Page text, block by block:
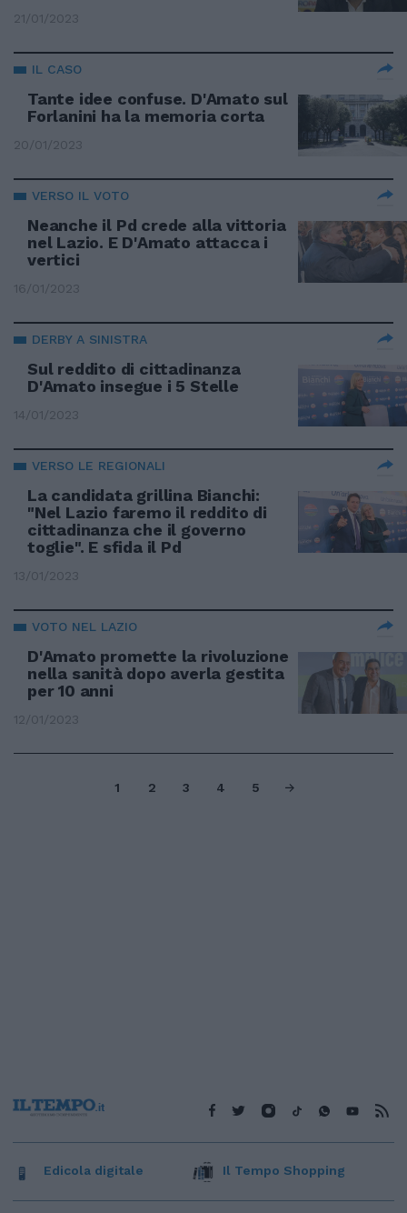
21/01/2023
IL CASO
Tante idee confuse. D'Amato sul
Forlanini ha la memoria corta
20/01/2023
VERSO IL VOTO
Neanche il Pd crede alla vittoria
nel Lazio. E D'Amato attacca i
vertici
16/01/2023
DERBY A SINISTRA
Sul reddito di cittadinanza
D'Amato insegue i 5 Stelle
14/01/2023
VERSO LE REGIONALI
La candidata grillina Bianchi:
"Nel Lazio faremo il reddito di
cittadinanza che il governo
toglie". E sfida il Pd
13/01/2023
VOTO NEL LAZIO
D'Amato promette la rivoluzione
nella sanità dopo averla gestita
per 10 anni
12/01/2023
1 2 3 4 5
Edicola digitale Il Tempo Shopping